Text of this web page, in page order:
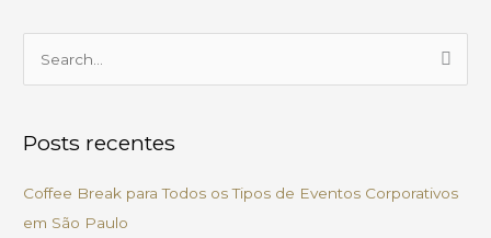
q
Posts recentes
Coffee Break para Todos os Tipos de Eventos Corporativos
em São Paulo